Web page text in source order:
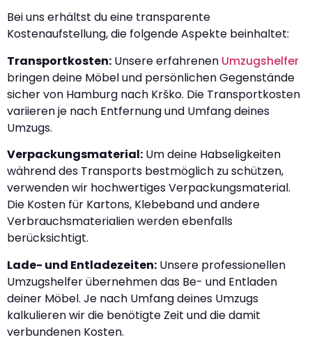
Bei uns erhältst du eine transparente
Kostenaufstellung, die folgende Aspekte beinhaltet:
Transportkosten: Unsere erfahrenen Umzugshelfer
bringen deine Möbel und persönlichen Gegenstände
sicher von Hamburg nach Krško. Die Transportkosten
variieren je nach Entfernung und Umfang deines
Umzugs.
Verpackungsmaterial: Um deine Habseligkeiten
während des Transports bestmöglich zu schützen,
verwenden wir hochwertiges Verpackungsmaterial.
Die Kosten für Kartons, Klebeband und andere
Verbrauchsmaterialien werden ebenfalls
berücksichtigt.
Lade- und Entladezeiten: Unsere professionellen
Umzugshelfer übernehmen das Be- und Entladen
deiner Möbel. Je nach Umfang deines Umzugs
kalkulieren wir die benötigte Zeit und die damit
verbundenen Kosten.